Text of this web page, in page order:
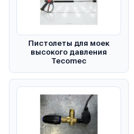
Пистолеты для моек
высокого давления
Tecomec